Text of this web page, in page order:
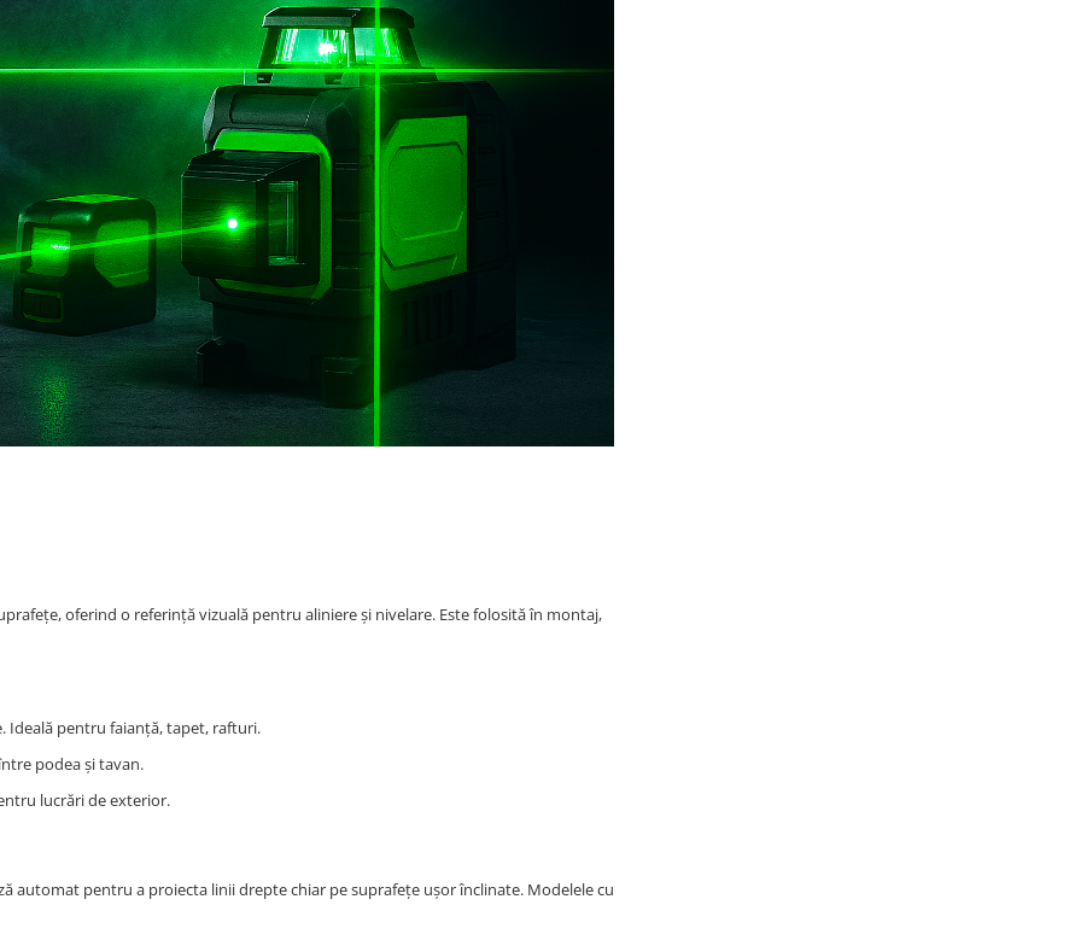
oferind o referință vizuală pentru aliniere și nivelare. Este folosită în montaj,
Ideală pentru faianță, tapet, rafturi.
podea și tavan.
lucrări de exterior.
automat pentru a proiecta linii drepte chiar pe suprafețe ușor înclinate. Modelele cu